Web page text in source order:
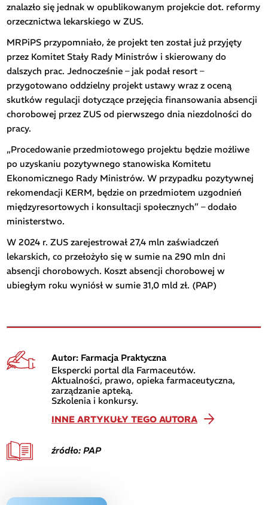
znalazło się jednak w opublikowanym projekcie dot. reformy
orzecznictwa lekarskiego w ZUS.
MRPiPS przypomniało, że projekt ten został już przyjęty
przez Komitet Stały Rady Ministrów i skierowany do
dalszych prac. Jednocześnie – jak podał resort –
przygotowano oddzielny projekt ustawy wraz z oceną
skutków regulacji dotyczące przejęcia finansowania absencji
chorobowej przez ZUS od pierwszego dnia niezdolności do
pracy.
„Procedowanie przedmiotowego projektu będzie możliwe
po uzyskaniu pozytywnego stanowiska Komitetu
Ekonomicznego Rady Ministrów. W przypadku pozytywnej
rekomendacji KERM, będzie on przedmiotem uzgodnień
międzyresortowych i konsultacji społecznych” – dodało
ministerstwo.
W 2024 r. ZUS zarejestrował 27,4 mln zaświadczeń
lekarskich, co przełożyło się w sumie na 290 mln dni
absencji chorobowych. Koszt absencji chorobowej w
ubiegłym roku wyniósł w sumie 31,0 mld zł. (PAP)
Autor: Farmacja Praktyczna
Ekspercki portal dla Farmaceutów.
Aktualności, prawo, opieka farmaceutyczna,
zarządzanie apteką.
Szkolenia i konkursy.
INNE ARTYKUŁY TEGO AUTORA
źródło: PAP